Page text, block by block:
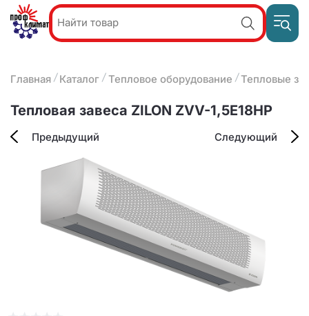
Акции и
О компании
Наши услуги
Оплата и доставка
Контакты
8
25-
Главная Каталог Тепловое оборудование Тепловые
Тепловая завеса ZILON ZVV-1,5Е18HP
Предыдущий Следующий